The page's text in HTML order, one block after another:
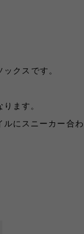
クスです。
ます。
にスニーカー合